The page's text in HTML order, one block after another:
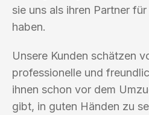
sie uns als ihren Partner
haben.
Unsere Kunden schätzen
professionelle und
ihnen schon vor dem
gibt, in guten Händen zu